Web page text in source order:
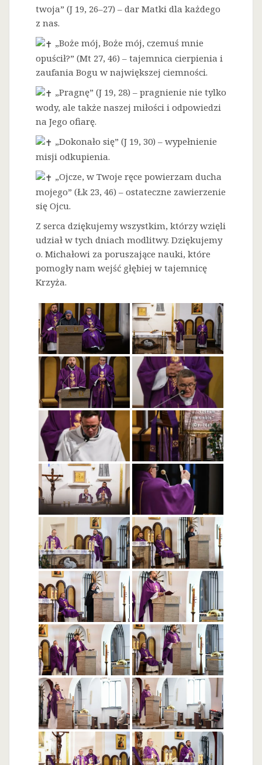
twoja” (J 19, 26–27) – dar Matki dla każdego
z nas.
„Boże mój, Boże mój, czemuś mnie
opuścił?” (Mt 27, 46) – tajemnica cierpienia i
zaufania Bogu w największej ciemności.
„Pragnę” (J 19, 28) – pragnienie nie tylko
wody, ale także naszej miłości i odpowiedzi
na Jego ofiarę.
„Dokonało się” (J 19, 30) – wypełnienie
misji odkupienia.
„Ojcze, w Twoje ręce powierzam ducha
mojego” (Łk 23, 46) – ostateczne zawierzenie
się Ojcu.
Z serca dziękujemy wszystkim, którzy wzięli
udział w tych dniach modlitwy. Dziękujemy
o. Michałowi za poruszające nauki, które
pomogły nam wejść głębiej w tajemnicę
Krzyża.